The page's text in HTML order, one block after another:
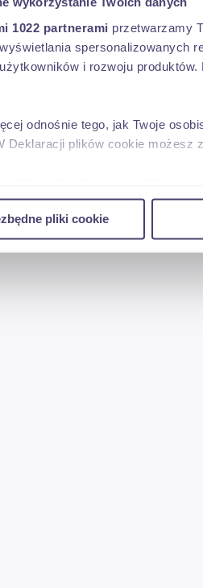
1022 partnerami przetwarzamy
spersonalizowanych
i rozwoju
odnośnie tego, jak Twoje
Deklaracji plików cookie możesz
Informacje o tym, jak
Partnerzy mogą
korzystania z ich usług.
pliki cookie